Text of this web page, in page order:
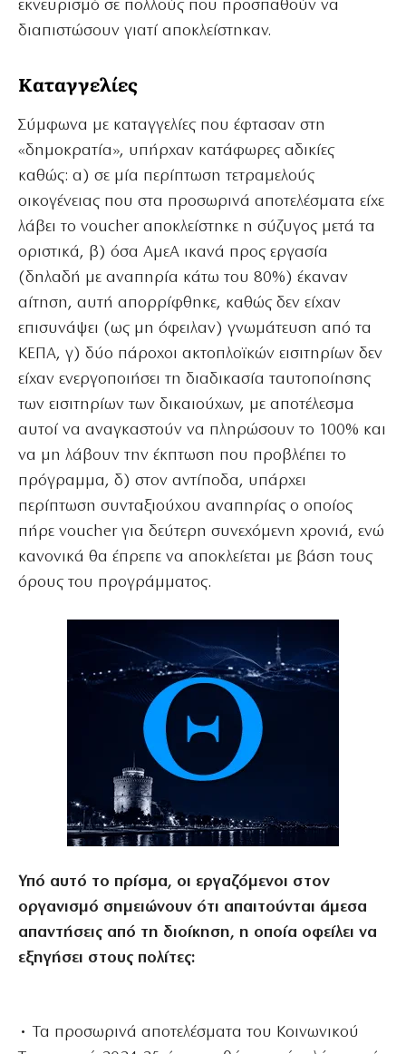
εκνευρισμό σε πολλούς που προσπαθούν να
διαπιστώσουν γιατί αποκλείστηκαν.
Kαταγγελίες
Σύμφωνα με καταγγελίες που έφτασαν στη
«δημοκρατία», υπήρχαν κατάφωρες αδικίες
καθώς: α) σε μία περίπτωση τετραμελούς
οικογένειας που στα προσωρινά αποτελέσματα είχε
λάβει το voucher αποκλείστηκε η σύζυγος μετά τα
οριστικά, β) όσα ΑμεΑ ικανά προς εργασία
(δηλαδή με αναπηρία κάτω του 80%) έκαναν
αίτηση, αυτή απορρίφθηκε, καθώς δεν είχαν
επισυνάψει (ως μη όφειλαν) γνωμάτευση από τα
ΚΕΠΑ, γ) δύο πάροχοι ακτοπλοϊκών εισιτηρίων δεν
είχαν ενεργοποιήσει τη διαδικασία ταυτοποίησης
των εισιτηρίων των δικαιούχων, με αποτέλεσμα
αυτοί να αναγκαστούν να πληρώσουν το 100% και
να μη λάβουν την έκπτωση που προβλέπει το
πρόγραμμα, δ) στον αντίποδα, υπάρχει
περίπτωση συνταξιούχου αναπηρίας ο οποίος
πήρε voucher για δεύτερη συνεχόμενη χρονιά, ενώ
κανονικά θα έπρεπε να αποκλείεται με βάση τους
όρους του προγράμματος.
Υπό αυτό το πρίσμα, οι εργαζόμενοι στον
οργανισμό σημειώνουν ότι απαιτούνται άμεσα
απαντήσεις από τη διοίκηση, η οποία οφείλει να
εξηγήσει στους πολίτες:
• Τα προσωρινά αποτελέσματα του Κοινωνικού